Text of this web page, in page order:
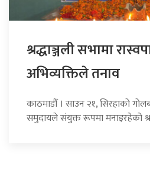
श्रद्धाञ्जली सभामा
अभिव्यक्तिले तनाव
काठमाडौँ । साउन २१, सिरहाको
समुदायले संयुक्त रूपमा मनाइरहेको